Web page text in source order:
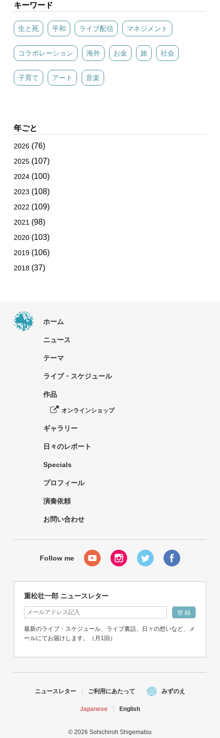
キーワード
生と死 平和 ライブ配信 マネジメント
コラボレーション 海外 お金 旅 社会
子育て アート 音楽
年ごと
2026 (76)
2025 (107)
2024 (100)
2023 (108)
2022 (109)
2021 (98)
2020 (103)
2019 (106)
2018 (37)
ホーム
ニュース
テーマ
ライブ・スケジュール
作品
オンラインショップ
ギャラリー
日々のレポート
Specials
プロフィール
演奏依頼
お問い合わせ
重松壮一郎 ニュースレター
最新のライブ・スケジュール、ライブ裏話、日々の想いなど、メ
ールにてお届けします。（月1回）
ニュースレター ご利用にあたって みずのえ
Japanese English
© 2026 Sohichiroh Shigematsu